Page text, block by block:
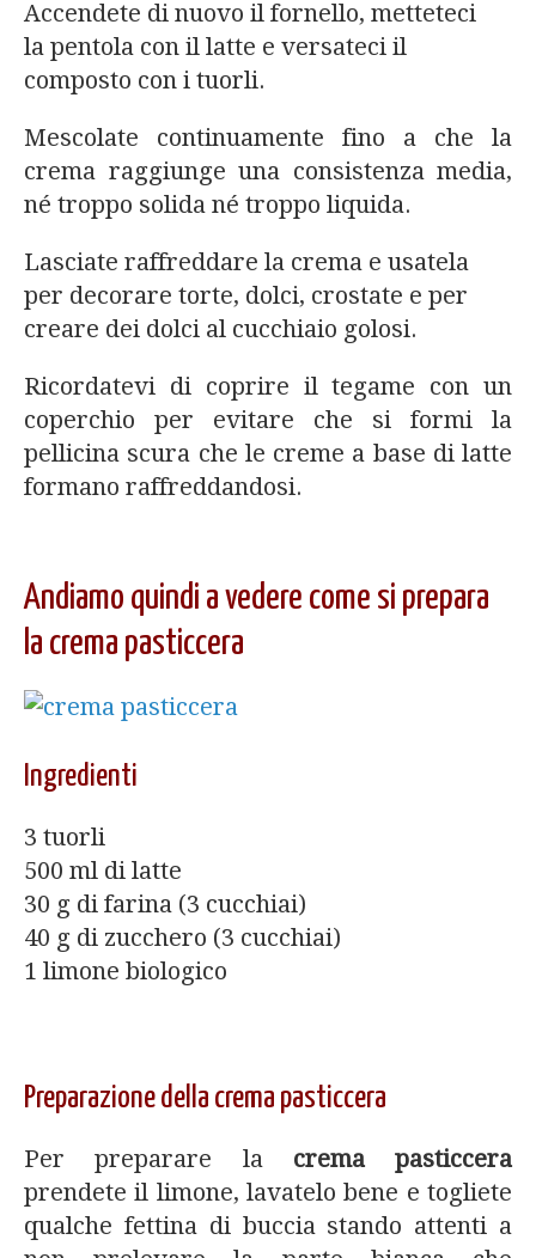
Accendete di nuovo il fornello, metteteci
la pentola con il latte e versateci il
composto con i tuorli.
Mescolate continuamente fino a che la
crema raggiunge una consistenza media,
né troppo solida né troppo liquida.
Lasciate raffreddare la crema e usatela
per decorare torte, dolci, crostate e per
creare dei dolci al cucchiaio golosi.
Ricordatevi di coprire il tegame con un
coperchio per evitare che si formi la
pellicina scura che le creme a base di latte
formano raffreddandosi.
Andiamo quindi a vedere come si prepara
la crema pasticcera
Ingredienti
3 tuorli
500 ml di latte
30 g di farina (3 cucchiai)
40 g di zucchero (3 cucchiai)
1 limone biologico
Preparazione della crema pasticcera
Per preparare la crema pasticcera
prendete il limone, lavatelo bene e togliete
qualche fettina di buccia stando attenti a